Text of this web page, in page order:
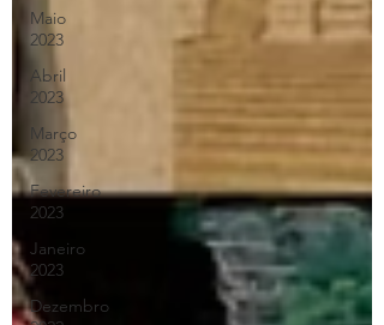
Maio
2023
Abril
2023
Março
2023
Fevereiro
2023
Janeiro
2023
Dezembro